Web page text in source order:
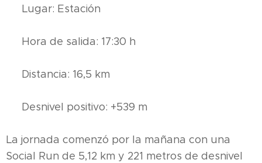
📍 Lugar: Estación
🕠 Hora de salida: 17:30 h
🛣 Distancia: 16,5 km
⛰ Desnivel positivo: +539 m
La jornada comenzó por la mañana con una
Social Run de 5,12 km y 221 metros de desnivel